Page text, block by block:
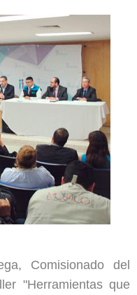
Comisionado del
"Herramientas que